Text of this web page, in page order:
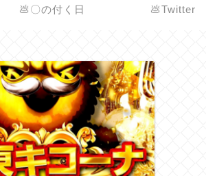
💩〇の付く日 💩Twitter